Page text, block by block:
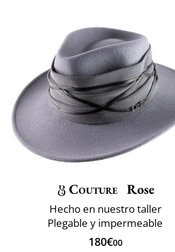
Couture Rose
Hecho en nuestro taller
Plegable y impermeable
180€00